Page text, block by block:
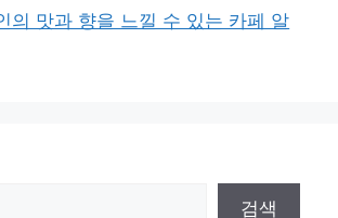
의 맛과 향을 느낄 수 있는 카페 알
검색